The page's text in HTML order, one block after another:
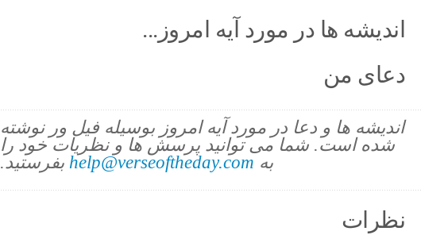
اندیشه ها در مورد آیه امروز...
دعای من
اندیشه ها و دعا در مورد آیه امروز بوسیله فیل ور نوشته
شده است. شما می توانید پرسش ها و نظریات خود را
بهhelp@verseoftheday.com بفرستید.
نظرات